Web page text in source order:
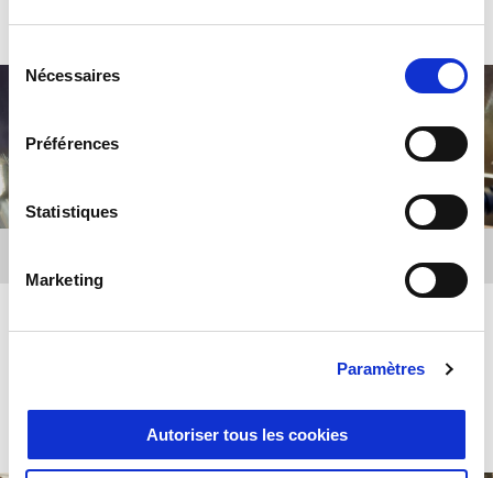
Nécessaires
Préférences
Statistiques
Marketing
Paramètres
Autoriser tous les cookies
Voyage & Aventures